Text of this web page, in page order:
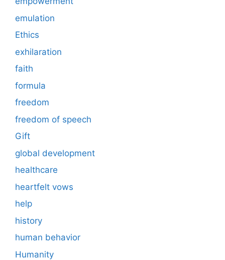
emulation
Ethics
exhilaration
faith
formula
freedom
freedom of speech
Gift
global development
healthcare
heartfelt vows
help
history
human behavior
Humanity